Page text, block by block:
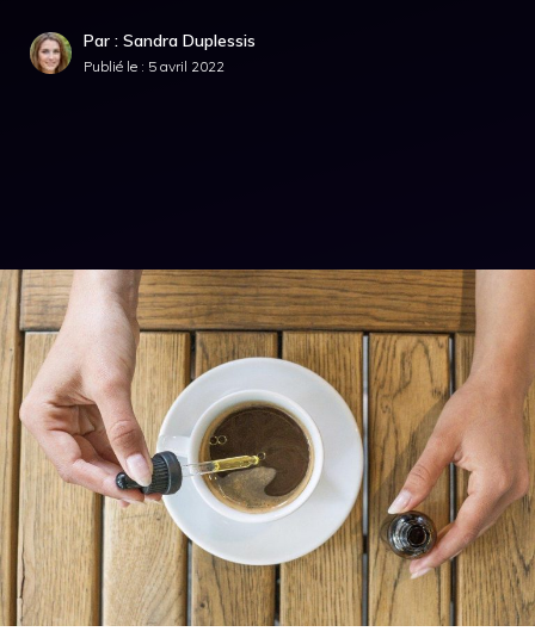
Par : Sandra Duplessis
Publié le : 5 avril 2022